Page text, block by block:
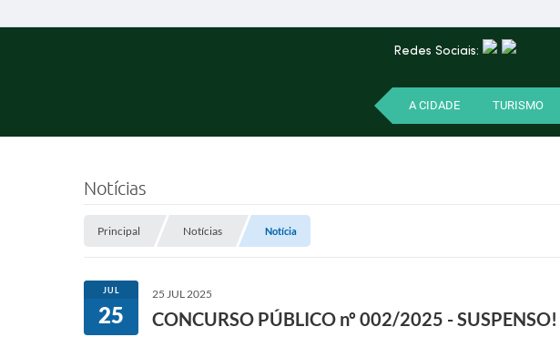
Redes Sociais:
A CIDADE TURISMO
Notícias
Principal Notícias Notícia
JUL
25
25 JUL 2025
CONCURSO PÚBLICO nº 002/2025 - SUSPENSO!